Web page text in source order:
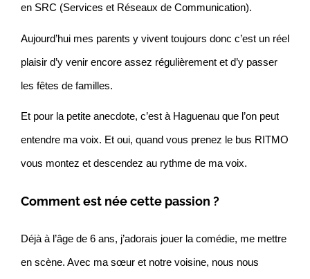
en SRC (Services et Réseaux de Communication).
Aujourd’hui mes parents y vivent toujours donc c’est un réel
plaisir d’y venir encore assez régulièrement et d’y passer
les fêtes de familles.
Et pour la petite anecdote, c’est à Haguenau que l’on peut
entendre ma voix. Et oui, quand vous prenez le bus RITMO
vous montez et descendez au rythme de ma voix.
Comment est née cette passion ?
Déjà à l’âge de 6 ans, j’adorais jouer la comédie, me mettre
en scène. Avec ma sœur et notre voisine, nous nous